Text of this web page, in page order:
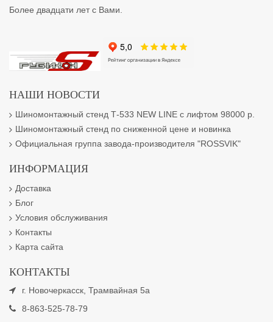
Более двадцати лет с Вами.
НАШИ НОВОСТИ
Шиномонтажный стенд Т-533 NEW LINE с лифтом 98000 р.
Шиномонтажный стенд по сниженной цене и новинка
Официальная группа завода-производителя "ROSSVIK"
ИНФОРМАЦИЯ
Доставка
Блог
Условия обслуживания
Контакты
Карта сайта
КОНТАКТЫ
г. Новочеркасск, Трамвайная 5а
8-863-525-78-79